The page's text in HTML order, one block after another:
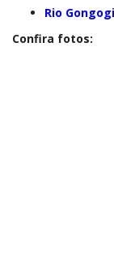
Rio Gongogi
Confira fotos: